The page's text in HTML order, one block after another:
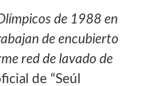
de 1988 en
de encubierto
red de lavado de
de “Seúl